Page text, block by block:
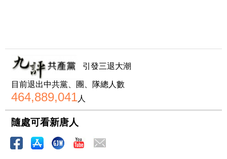
引發三退大潮
目前退出中共黨、團、隊總人數
464,889,041人
隨處可看新唐人